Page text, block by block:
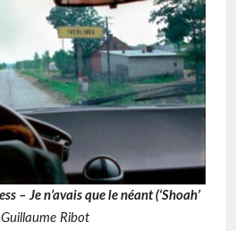
– Je n’avais que le néant (‘Shoah’
Ribot